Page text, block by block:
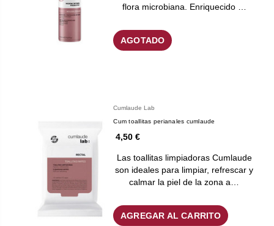
flora microbiana. Enriquecido …
AGOTADO
Cumlaude Lab
Cum toallitas perianales cumlaude
4,50 €
Las toallitas limpiadoras Cumlaude
son ideales para limpiar, refrescar y
calmar la piel de la zona a…
AGREGAR AL CARRITO